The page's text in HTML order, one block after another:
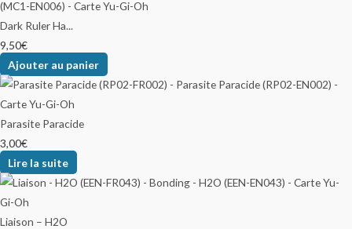
Dark Ruler Ha...
9,50€
Ajouter au panier
Parasite Paracide
3,00€
Lire la suite
Liaison – H2O